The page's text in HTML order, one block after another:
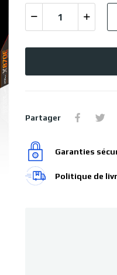
Partager
Garanties
Politique de